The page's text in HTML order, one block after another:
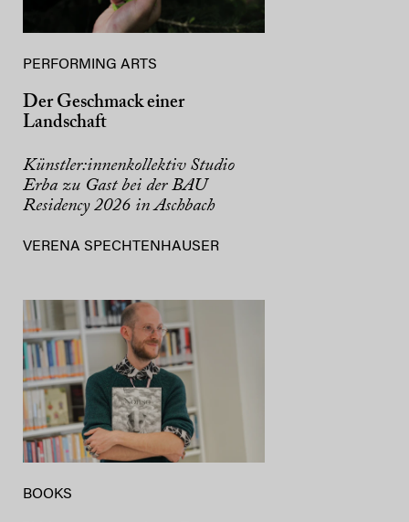
PERFORMING ARTS
Der Geschmack einer
Landschaft
Künstler:innenkollektiv Studio
Erba zu Gast bei der BAU
Residency 2026 in Aschbach
VERENA SPECHTENHAUSER
BOOKS